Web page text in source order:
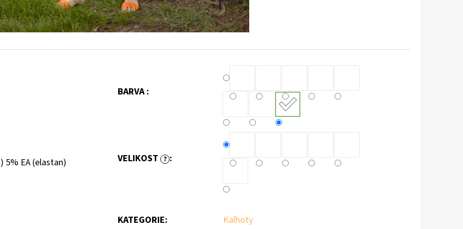
5% EA (elastan)
BARVA :
VELIKOST ? :
KATEGORIE: Kalhoty